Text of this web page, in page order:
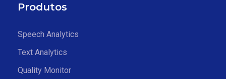
Produtos
Speech Analytics
Text Analytics
Quality Monitor